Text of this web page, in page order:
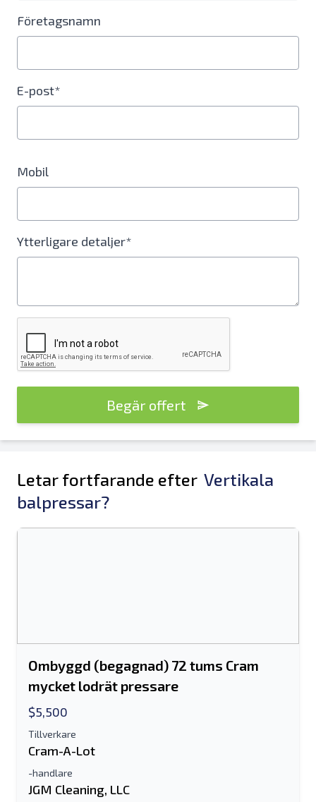
Företagsnamn
E-post*
Mobil
Ytterligare detaljer*
Begär offert
Letar fortfarande efter Vertikala
balpressar?
Ombyggd (begagnad) 72 tums Cram
mycket lodrät pressare
$5,500
Tillverkare
Cram-A-Lot
-handlare
JGM Cleaning, LLC